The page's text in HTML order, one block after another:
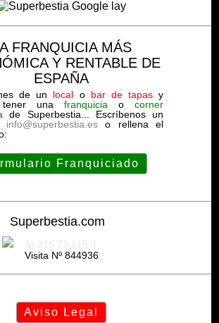
FRANQUICIA MÁS
Y RENTABLE DE
ESPAÑA
de un local obar de tapasy
tener una franquicia o corner
de Superbestia... Escríbenos un
info@superbestia.eso rellena el
Franquiciado
Superbestia.com
Ip 216.73.216.4
Visita Nº 844936
Aviso Legal